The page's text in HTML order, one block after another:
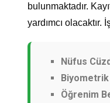
bulunmaktadır.
yardımcı olacaktır.
Nüfus
Öğrenim